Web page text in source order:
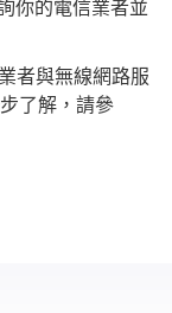
你的電信業者並
者與無線網路服
了解，請參